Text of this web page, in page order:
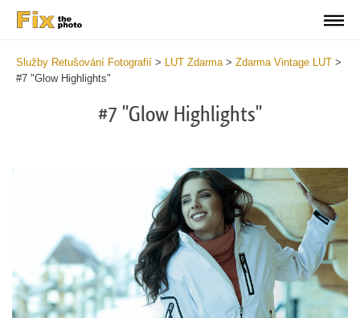
Služby Retušování Fotografií > LUT Zdarma> Zdarma Vintage LUT >
#7 "Glow Highlights"
#7 "Glow Highlights"